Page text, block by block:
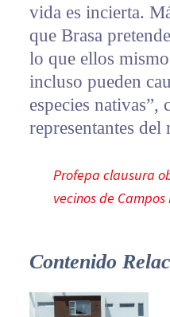
vida es incierta.
que Brasa
lo que ellos
incluso pueden
especies nativas”,
representantes
Profepa clausura
vecinos de Campos
Contenido